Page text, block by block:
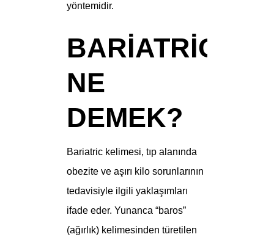
yöntemidir.
BARIATRIC
NE
DEMEK?
Bariatric kelimesi, tıp alanında
obezite ve aşırı kilo sorunlarının
tedavisiyle ilgili yaklaşımları
ifade eder. Yunanca “baros”
(ağırlık) kelimesinden türetilen